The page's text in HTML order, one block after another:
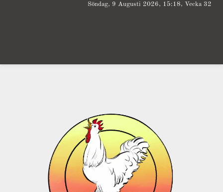
Söndag, 9 Augusti 2026, 15:18, Vecka 32